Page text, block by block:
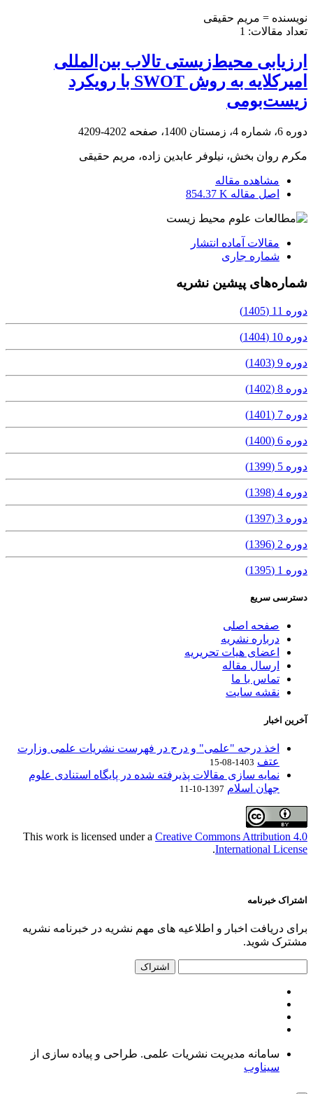
نویسنده = مریم حقیقی
تعداد مقالات: 1
ارزیابی محیط‌زیستی تالاب بین‌المللی
امیرکلایه به روش SWOT با رویکرد
زیست‌بومی
دوره 6، شماره 4، زمستان 1400، صفحه 4202-4209
مکرم روان بخش، نیلوفر عابدین زاده، مریم حقیقی
مشاهده مقاله
اصل مقاله 854.37 K
مقالات آماده انتشار
شماره جاری
شماره‌های پیشین نشریه
دوره 11 (1405)
دوره 10 (1404)
دوره 9 (1403)
دوره 8 (1402)
دوره 7 (1401)
دوره 6 (1400)
دوره 5 (1399)
دوره 4 (1398)
دوره 3 (1397)
دوره 2 (1396)
دوره 1 (1395)
دسترسی سریع
صفحه اصلی
درباره نشریه
اعضای هیات تحریریه
ارسال مقاله
تماس با ما
نقشه سایت
آخرین اخبار
اخذ درجه "علمی" و درج در فهرست نشریات علمی وزارت
عتف 1403-08-15
نمایه سازی مقالات پذیرفته شده در پایگاه استنادی علوم
جهان اسلام 1397-10-11
This work is licensed under a Creative Commons Attribution 4.0
International License
.
اشتراک خبرنامه
برای دریافت اخبار و اطلاعیه های مهم نشریه در خبرنامه نشریه
مشترک شوید.
اشتراک
سامانه مدیریت نشریات علمی. طراحی و پیاده سازی از
سیناوب